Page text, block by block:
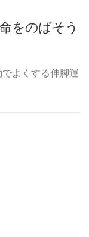
をのばそう
よくする伸脚運